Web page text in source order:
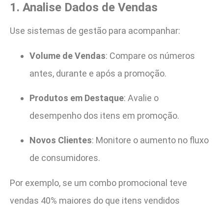
1. Analise Dados de Vendas
Use sistemas de gestão para acompanhar:
Volume de Vendas: Compare os números
antes, durante e após a promoção.
Produtos em Destaque: Avalie o
desempenho dos itens em promoção.
Novos Clientes: Monitore o aumento no fluxo
de consumidores.
Por exemplo, se um combo promocional teve
vendas 40% maiores do que itens vendidos